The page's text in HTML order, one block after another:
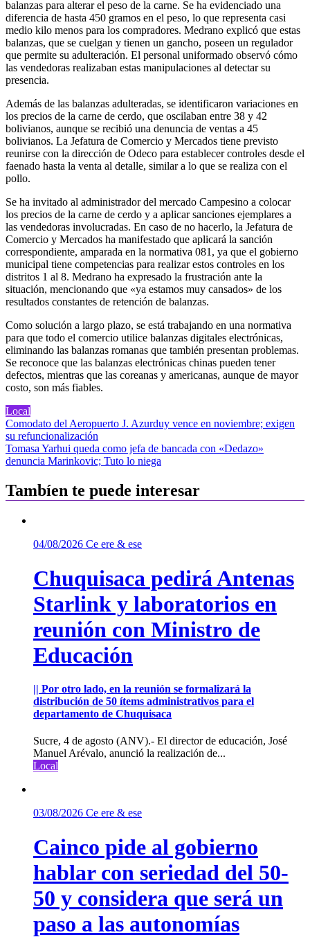
balanzas para alterar el peso de la carne. Se ha evidenciado una
diferencia de hasta 450 gramos en el peso, lo que representa casi
medio kilo menos para los compradores. Medrano explicó que estas
balanzas, que se cuelgan y tienen un gancho, poseen un regulador
que permite su adulteración. El personal uniformado observó cómo
las vendedoras realizaban estas manipulaciones al detectar su
presencia.
Además de las balanzas adulteradas, se identificaron variaciones en
los precios de la carne de cerdo, que oscilaban entre 38 y 42
bolivianos, aunque se recibió una denuncia de ventas a 45
bolivianos. La Jefatura de Comercio y Mercados tiene previsto
reunirse con la dirección de Odeco para establecer controles desde el
faenado hasta la venta al detalle, similar a lo que se realiza con el
pollo.
Se ha invitado al administrador del mercado Campesino a colocar
los precios de la carne de cerdo y a aplicar sanciones ejemplares a
las vendedoras involucradas. En caso de no hacerlo, la Jefatura de
Comercio y Mercados ha manifestado que aplicará la sanción
correspondiente, amparada en la normativa 081, ya que el gobierno
municipal tiene competencias para realizar estos controles en los
distritos 1 al 8. Medrano ha expresado la frustración ante la
situación, mencionando que «ya estamos muy cansados» de los
resultados constantes de retención de balanzas.
Como solución a largo plazo, se está trabajando en una normativa
para que todo el comercio utilice balanzas digitales electrónicas,
eliminando las balanzas romanas que también presentan problemas.
Se reconoce que las balanzas electrónicas chinas pueden tener
defectos, mientras que las coreanas y americanas, aunque de mayor
costo, son más fiables.
Local
Navegación
de
entradas
Comodato del Aeropuerto J. Azurduy vence en noviembre; exigen
su refuncionalización
Tomasa Yarhui queda como jefa de bancada con «Dedazo»
denuncia Marinkovic; Tuto lo niega
Tambíen te puede interesar
04/08/2026 Ce ere & ese
Chuquisaca pedirá Antenas
Starlink y laboratorios en
reunión con Ministro de
Educación
|| Por otro lado, en la reunión se formalizará la
distribución de 50 ítems administrativos para el
departamento de Chuquisaca
Sucre, 4 de agosto (ANV).- El director de educación, José
Manuel Arévalo, anunció la realización de...
Local
03/08/2026 Ce ere & ese
Cainco pide al gobierno
hablar con seriedad del 50-
50 y considera que será un
paso a las autonomías